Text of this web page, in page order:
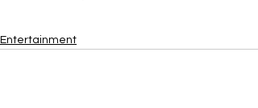
Entertainment